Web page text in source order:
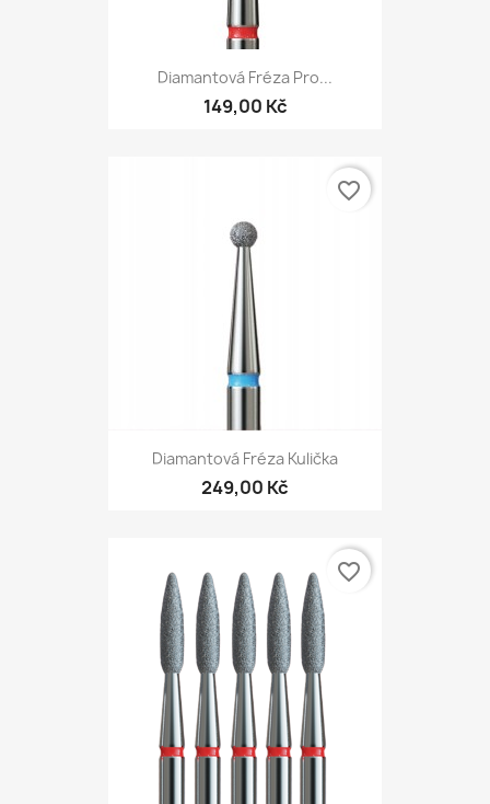
Diamantová Fréza Pro...
149,00 Kč
Diamantová Fréza Kulička
249,00 Kč
favorite_border
favorite_border